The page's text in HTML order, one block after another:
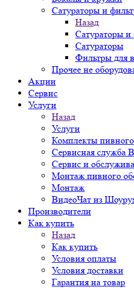
Сатураторы и
Назад
Сатураторы и
Сатураторы
Фильтры для
Прочее не
Акции
Сервис
Услуги
Назад
Услуги
Комплекты
Сервисная служба
Сервис и
Монтаж пивного
Монтаж
ВидеоЧат из
Производители
Как купить
Назад
Как купить
Условия оплаты
Условия доставки
Гарантия на товар